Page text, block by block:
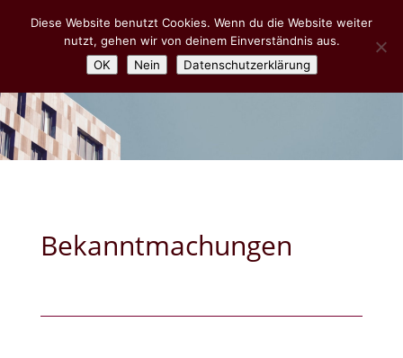
Bekanntmachungen
Diese Website benutzt Cookies. Wenn du die Website weiter
nutzt, gehen wir von deinem Einverständnis aus.
OK
Nein Datenschutzerklärung